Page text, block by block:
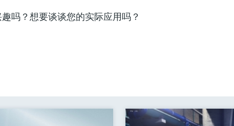
吗？想要谈谈您的实际应用吗？